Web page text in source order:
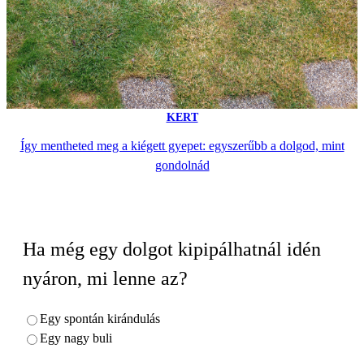
KERT
Így mentheted meg a kiégett gyepet: egyszerűbb a dolgod, mint
gondolnád
Ha még egy dolgot kipipálhatnál idén
nyáron, mi lenne az?
Egy spontán kirándulás
Egy nagy buli